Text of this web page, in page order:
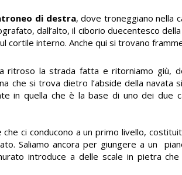
di destra, dove troneggiano nella
dall’alto, il ciborio duecentesco
cortile interno. Anche qui si trovano
ritroso la strada fatta e ritorniamo giù,
che si trova dietro l’abside della
in quella che è la base di uno dei due
che ci conducono a un primo livello,
Saliamo ancora per giungere a un
introduce a delle scale in pietra